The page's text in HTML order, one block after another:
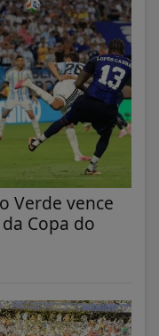
Verde vence
Copa do